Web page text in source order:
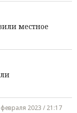
местное
2023 / 21:17